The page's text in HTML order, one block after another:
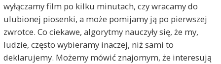
wyłączamy film po kilku minutach, czy wracamy do
ulubionej piosenki, a może pomijamy ją po pierwszej
zwrotce. Co ciekawe, algorytmy nauczyły się, że my,
ludzie, często wybieramy inaczej, niż sami to
deklarujemy. Możemy mówić znajomym, że interesują